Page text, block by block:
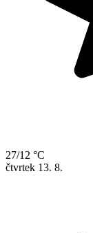
27/12 °C
čtvrtek 13. 8.